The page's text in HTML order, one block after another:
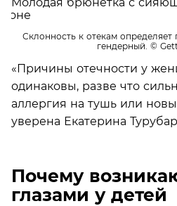
Склонность к отекам определяет
гендерный. ©
«Причины отечности у
одинаковы, разве что
аллергия на тушь или
уверена Екатерина
Почему
глазами у детей